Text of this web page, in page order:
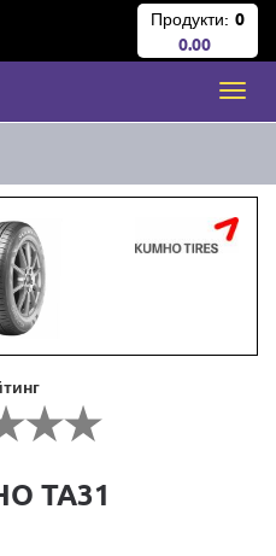
Продукти: 0
0.00
TA31